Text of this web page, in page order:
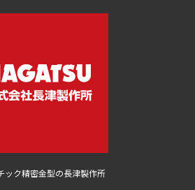
ック精密金型の長津製作所